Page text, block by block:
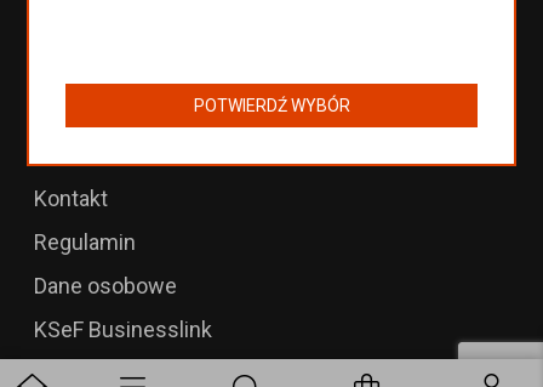
Programy WAPRO
Kontakt
Regulamin
Dane osobowe
KSeF Businesslink
POTWIERDŹ WYBÓR